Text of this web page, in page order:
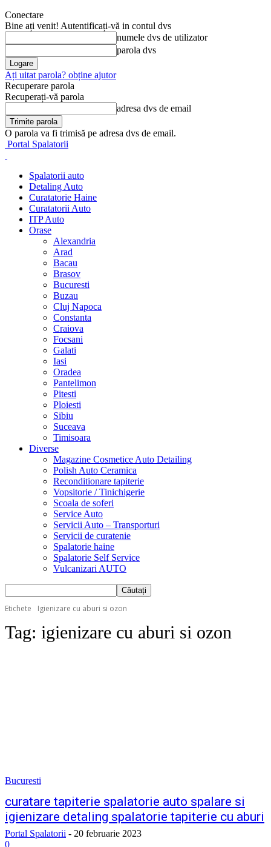
Conectare
Bine ați venit! Autentificați-vă in contul dvs
numele dvs de utilizator
parola dvs
Ați uitat parola? obține ajutor
Recuperare parola
Recuperați-vă parola
adresa dvs de email
O parola va fi trimisă pe adresa dvs de email.
Portal Spalatorii
Spalatorii auto
Detaling Auto
Curatatorie Haine
Curatatorii Auto
ITP Auto
Orase
Alexandria
Arad
Bacau
Brasov
Bucuresti
Buzau
Cluj Napoca
Constanta
Craiova
Focsani
Galati
Iasi
Oradea
Pantelimon
Pitesti
Ploiesti
Sibiu
Suceava
Timisoara
Diverse
Magazine Cosmetice Auto Detailing
Polish Auto Ceramica
Reconditionare tapiterie
Vopsitorie / Tinichigerie
Scoala de soferi
Service Auto
Servicii Auto – Transporturi
Servicii de curatenie
Spalatorie haine
Spalatorie Self Service
Vulcanizari AUTO
Etichete Igienizare cu aburi si ozon
Tag: igienizare cu aburi si ozon
Bucuresti
curatare tapiterie spalatorie auto spalare si
igienizare detaling spalatorie tapiterie cu aburi
Portal Spalatorii - 20 februarie 2023
0